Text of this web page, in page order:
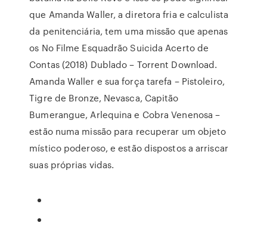
que Amanda Waller, a diretora fria e calculista
da penitenciária, tem uma missão que apenas
os No Filme Esquadrão Suicida Acerto de
Contas (2018) Dublado – Torrent Download.
Amanda Waller e sua força tarefa – Pistoleiro,
Tigre de Bronze, Nevasca, Capitão
Bumerangue, Arlequina e Cobra Venenosa –
estão numa missão para recuperar um objeto
místico poderoso, e estão dispostos a arriscar
suas próprias vidas.